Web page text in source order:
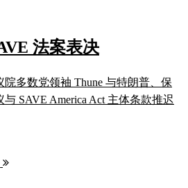
法案表决
多数党领袖 Thune 与特朗普、保
SAVE America Act 主体条款推迟